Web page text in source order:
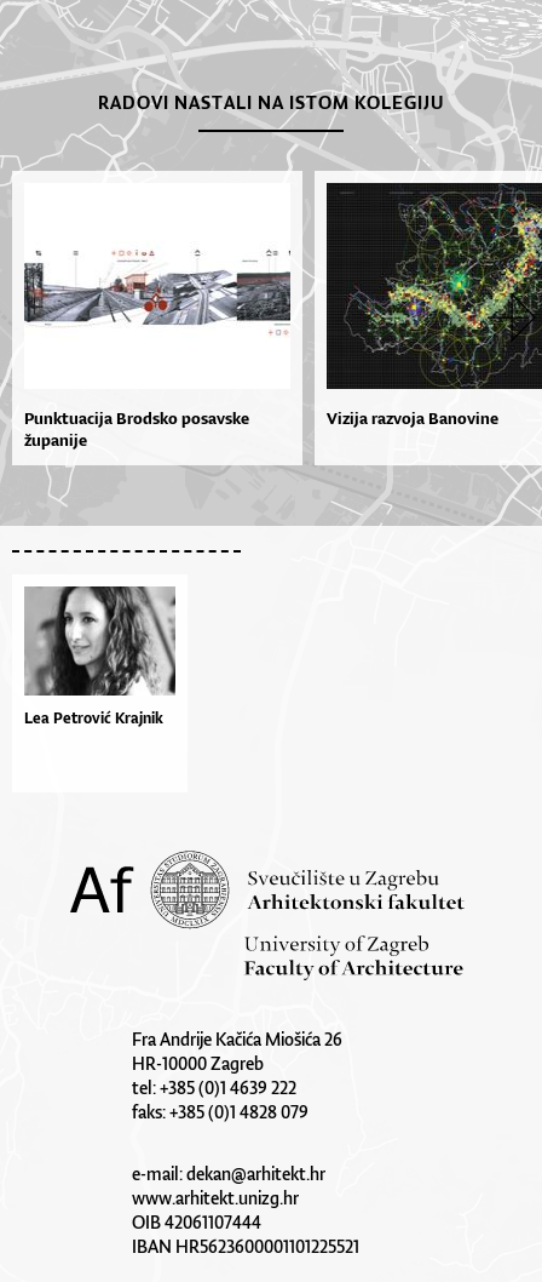
RADOVI NASTALI NA ISTOM KOLEGIJU
Punktuacija Brodsko posavske
županije
Vizija razvoja Banovine
Lea Petrović Krajnik
Fra Andrije Kačića Miošića 26
HR-10000 Zagreb
tel: +385 (0)1 4639 222
faks: +385 (0)1 4828 079
e-mail:dekan@arhitekt.hr
www.arhitekt.unizg.hr
OIB 42061107444
IBAN HR5623600001101225521